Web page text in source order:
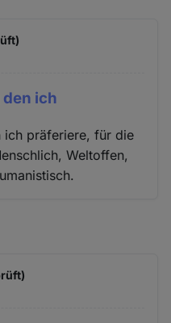
den ich
ich präferiere, für die
Weltoffen,